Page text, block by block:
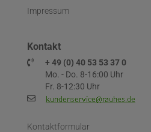
Impressum
Kontakt
+ 49 (0) 40 53 53 37 0
Mo. - Do. 8-16:00 Uhr
Fr. 8-12:30 Uhr
Kontaktformular